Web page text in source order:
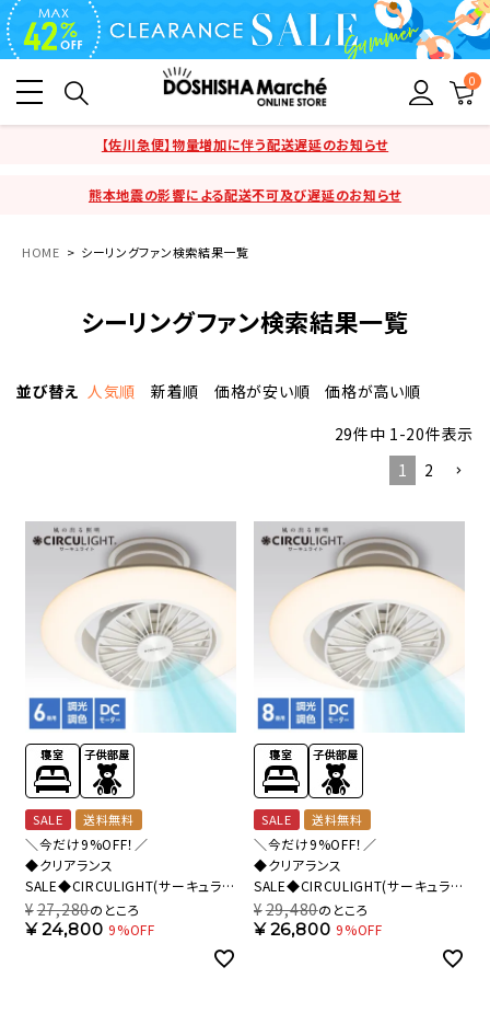
0
【佐川急便】物量増加に伴う配送遅延のお知らせ
熊本地震の影響による配送不可及び遅延のお知らせ
HOME シーリングファン検索結果一覧
シーリングファン検索結果一覧
並び替え 人気順 新着順 価格が安い順
価格が高い順
29件中 1-20件表示
1
2
SALE 送料無料
＼今だけ9%OFF！／
◆クリアランス
SALE◆CIRCULIGHT(サーキュライ
ト) EZシリーズ スイングモデル 6畳
タイプ DCC-SW06EC【SH】
¥27,280のところ
¥24,800 9%OFF
SALE 送料無料
＼今だけ9%OFF！／
◆クリアランス
SALE◆CIRCULIGHT(サーキュライ
ト) EZシリーズ スイングモデル 8畳
タイプ DCC-SW08EC【SH】
¥29,480のところ
¥26,800 9%OFF